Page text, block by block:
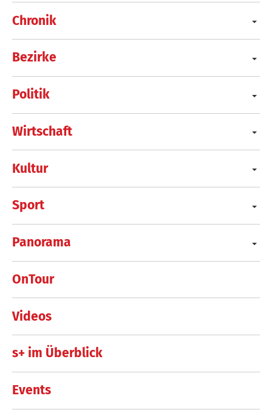
Chronik
Bezirke
Politik
Wirtschaft
Kultur
Sport
Panorama
OnTour
Videos
s+ im Überblick
Events